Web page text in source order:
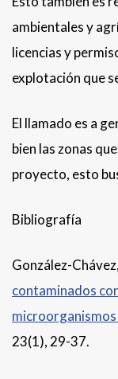
ambientales y
licencias y
explotación que
El llamado es a
bien las zonas
proyecto, esto
Bibliografía
González-
contaminados
23(1), 29-37.